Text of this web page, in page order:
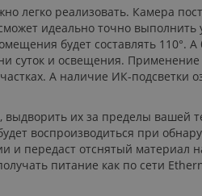
легко реализовать. Камера
идеально точно выполнить
будет составлять 110°.
суток и освещения.
А наличие ИК-подсветки
их за пределы вашей
воспроизводиться при
и передаст отснятый материал
питание как по сети